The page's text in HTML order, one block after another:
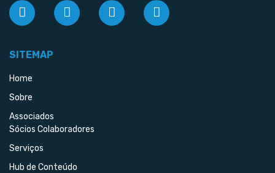
SITEMAP
Home
Sobre
Associados
Sócios Colaboradores
Serviços
Hub de Conteúdo